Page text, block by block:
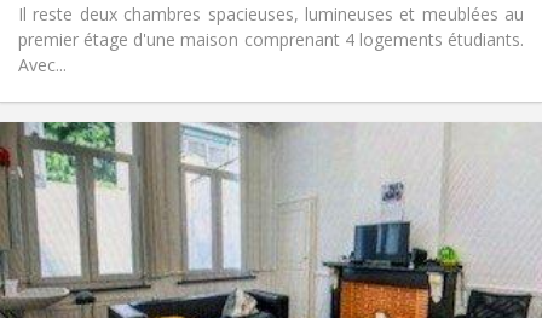
Il reste deux chambres spacieuses, lumineuses et meublées au
premier étage d'une maison comprenant 4 logements étudiants.
Avec...
400 €
Charges:
50 €
11 mois
Domiciliation:
Non
Aménagement